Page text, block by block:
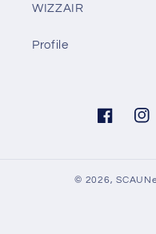
WIZZAIR
Profile
Facebook
© 2026,